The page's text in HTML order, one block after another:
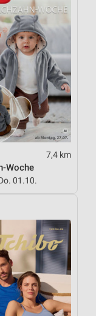
7,4 km
Woche
01.10.
von